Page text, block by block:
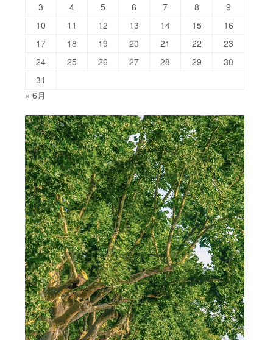
3
4 5 6 7 8
9
10
11 12 13 14 15
16
17
18 19 20 21 22
23
24
25 26 27 28 29
30
31
« 6月